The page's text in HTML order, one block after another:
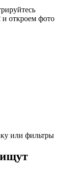
откроем фото
или фильтры
ищут